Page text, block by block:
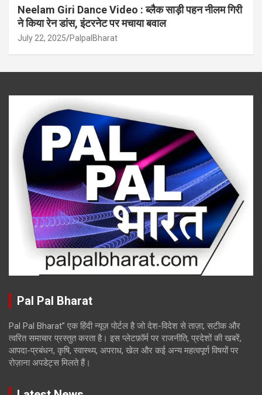
Neelam Giri Dance Video : ब्लैक साड़ी पहन नीलम गिरी
ने किया रेन डांस, इंटरनेट पर मचाया बवाल
July 22, 2025 PalpalBharat
Pal Pal Bharat
Pal Pal Bharat” एक हिंदी न्यूज़ पोर्टल है जो देश-विदेश से ताज़ा, सटीक और
त्वरित समाचार प्रस्तुत करता है। इस प्लेटफ़ॉर्म पर राजनीति, प्रदेशों की खबरें,
आपदा-प्रबंधन, कृषि, स्वास्थ्य, अपराध, खेल और कई अन्य महत्वपूर्ण विषयों पर
रोज़ाना अपडेट्स मिलते हैं।